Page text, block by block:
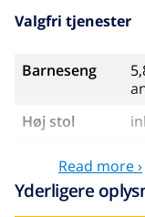
Valgfri tjenester
Barneseng
Høj stol
Ekstra seng
Read more ›
Yderligere